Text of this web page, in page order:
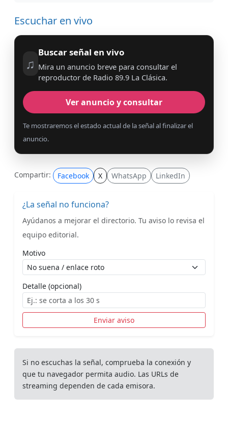
Escuchar en vivo
♫
Buscar señal en vivo
Mira un anuncio breve para consultar el
reproductor de Radio 89.9 La Clásica.
Ver anuncio y consultar
Te mostraremos el estado actual de la señal al finalizar el
anuncio.
Compartir: Facebook X WhatsApp LinkedIn
¿La señal no funciona?
Ayúdanos a mejorar el directorio. Tu aviso lo revisa el
equipo editorial.
Motivo
Detalle (opcional)
Enviar aviso
Si no escuchas la señal, comprueba la conexión y
que tu navegador permita audio. Las URLs de
streaming dependen de cada emisora.